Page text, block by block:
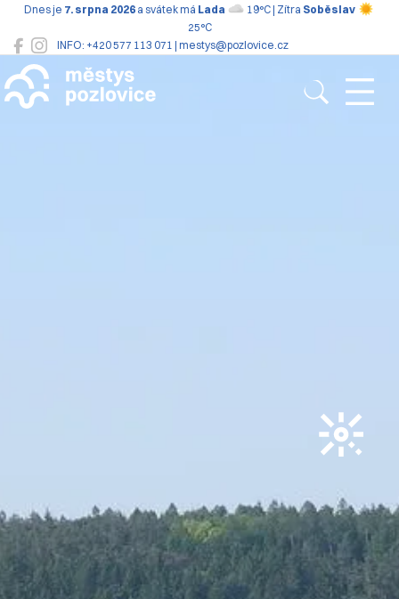
INFO: +420 577 113 071 | mestys@pozlovice.cz
Dnes je 7. srpna 2026 a svátek má Lada 19°C | Zítra Soběslav
25°C
Pozlovice